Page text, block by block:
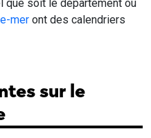
que soit le département ou
mer ont des calendriers
sur le